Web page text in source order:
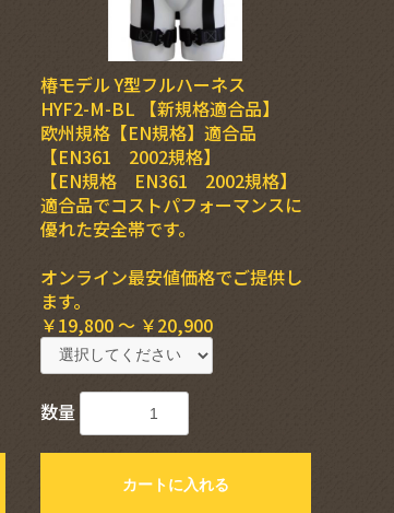
椿モデル Y型フルハーネス
HYF2-M-BL 【新規格適合品】
欧州規格【EN規格】適合品
【EN361 2002規格】
【EN規格 EN361 2002規格】
適合品でコストパフォーマンスに
優れた安全帯です。
オンライン最安値価格でご提供し
ます。
￥19,800 ～ ￥20,900
数量
カートに入れる